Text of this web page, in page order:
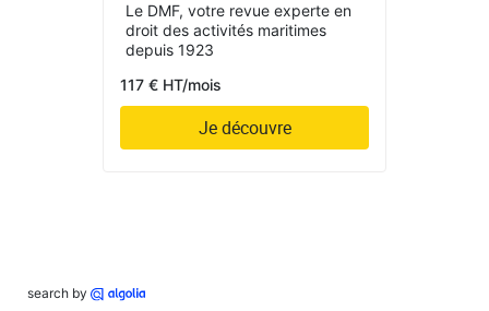
Le DMF, votre revue experte en
droit des activités maritimes
depuis 1923
117 € HT/mois
Je découvre
search by